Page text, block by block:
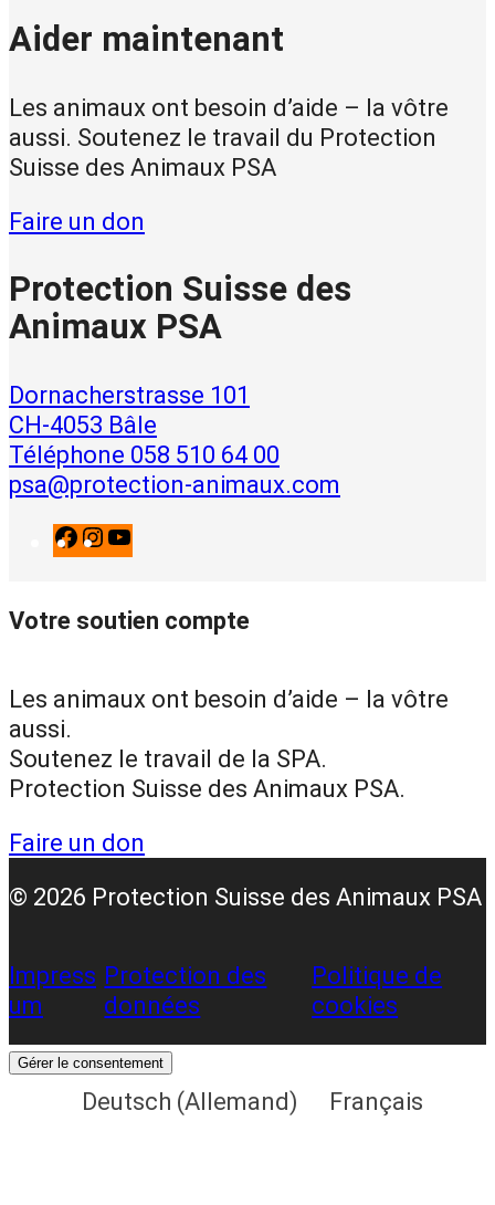
Aider maintenant
Les animaux ont besoin d’aide – la vôtre
aussi. Soutenez le travail du Protection
Suisse des Animaux PSA
Faire un don
Protection Suisse des
Animaux PSA
Dornacherstrasse 101
CH-4053 Bâle
Téléphone 058 510 64 00
psa@protection-animaux.com
F
e
o
o
I
t
r
m
T
e
Votre soutien compte
Les animaux ont besoin d’aide – la vôtre
aussi.
Soutenez le travail de la SPA.
Protection Suisse des Animaux PSA.
Faire un don
© 2026 Protection Suisse des Animaux PSA
Impress
um
Protection des
données
Politique de
cookies
Gérer le consentement
Deutsch (Allemand) Français